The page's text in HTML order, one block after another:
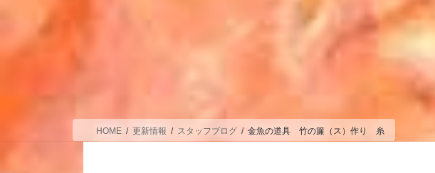
HOME 更新情報 スタッフブログ 金魚の道具 竹の簾（ス）作り 糸